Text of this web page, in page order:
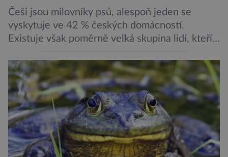
Češi jsou milovníky psů, alespoň jeden se
vyskytuje ve 42 % českých domácností.
Existuje však poměrně velká skupina lidí, kteří
jsou alergičtí. Jejich imunitní systém
přecitlivěle reaguje na proteiny obsažené v
psích slinách, potu, moči a šupinkách kůže,
zachycených v srsti. Vědci nyní geneticky
upravili psy, aby […]